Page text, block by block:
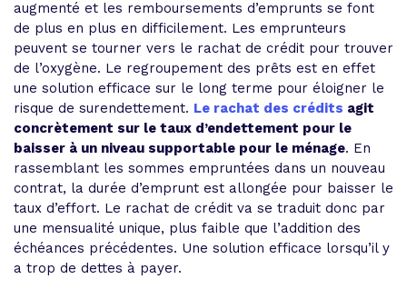
augmenté et les remboursements d’emprunts se font
de plus en plus en difficilement. Les emprunteurs
peuvent se tourner vers le rachat de crédit pour trouver
de l’oxygène. Le regroupement des prêts est en effet
une solution efficace sur le long terme pour éloigner le
risque de surendettement. Le rachat des crédits agit
concrètement sur le taux d’endettement pour le
baisser à un niveau supportable pour le ménage. En
rassemblant les sommes empruntées dans un nouveau
contrat, la durée d’emprunt est allongée pour baisser le
taux d’effort. Le rachat de crédit va se traduit donc par
une mensualité unique, plus faible que l’addition des
échéances précédentes. Une solution efficace lorsqu’il y
a trop de dettes à payer.